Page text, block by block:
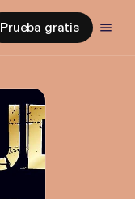
Prueba gratis